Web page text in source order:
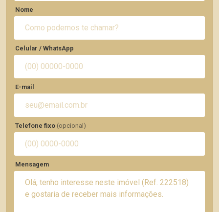
Nome
Celular / WhatsApp
E-mail
Telefone fixo (opcional)
Mensagem